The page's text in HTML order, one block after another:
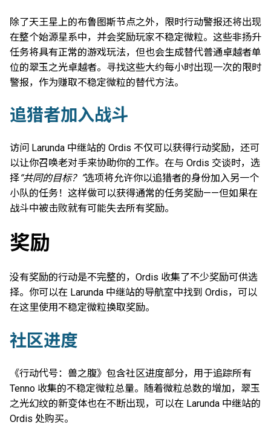
除了天王星上的布鲁图斯节点之外，限时行动警报还将出现
在整个始源星系中，并会奖励玩家不稳定微粒。这些非扬升
任务将具有正常的游戏玩法，但也会生成替代普通卓越者单
位的翠玉之光卓越者。寻找这些大约每小时出现一次的限时
警报，作为赚取不稳定微粒的替代方法。
追猎者加入战斗
访问 Larunda 中继站的 Ordis 不仅可以获得行动奖励，还可
以让你召唤老对手来协助你的工作。在与 Ordis 交谈时，选
择“共同的目标？”选项将允许你以追猎者的身份加入另一个
小队的任务！这样做可以获得通常的任务奖励——但如果在
战斗中被击败就有可能失去所有奖励。
奖励
没有奖励的行动是不完整的，Ordis 收集了不少奖励可供选
择。你可以在 Larunda 中继站的导航室中找到 Ordis，可以
在这里使用不稳定微粒换取奖励。
社区进度
《行动代号：兽之腹》包含社区进度部分，用于追踪所有
Tenno 收集的不稳定微粒总量。随着微粒总数的增加，翠玉
之光幻纹的新变体也在不断出现，可以在 Larunda 中继站的
Ordis 处购买。